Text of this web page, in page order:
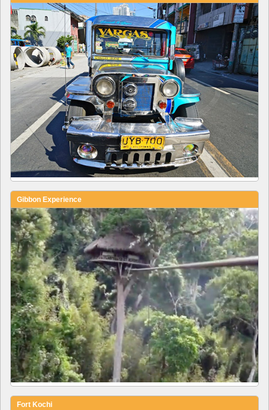
Gibbon Experience
Fort Kochi